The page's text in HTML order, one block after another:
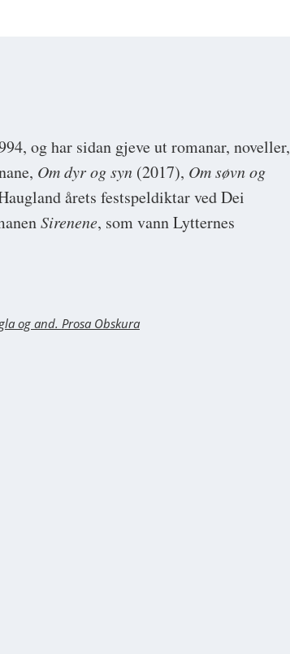
og har sidan gjeve ut romanar, noveller,
Om dyr og syn (2017), Om søvn og
årets festspeldiktar ved Dei
Sirenene, som vann Lytternes
og and. Prosa Obskura